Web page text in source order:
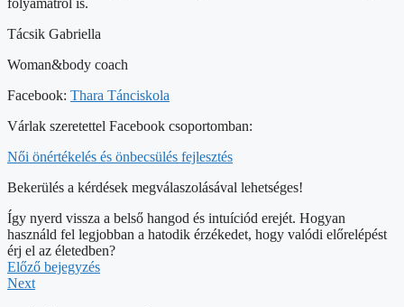
Tácsik Gabriella
Woman&body coach
Facebook: Thara Tánciskola
Várlak szeretettel Facebook csoportomban:
Női önértékelés és önbecsülés fejlesztés
Bekerülés a kérdések megválaszolásával lehetséges!
Így nyerd vissza a belső hangod és intuíciód erejét. Hogyan
használd fel legjobban a hatodik érzékedet, hogy valódi előrelépést
érj el az életedben?
Előző bejegyzés
Next